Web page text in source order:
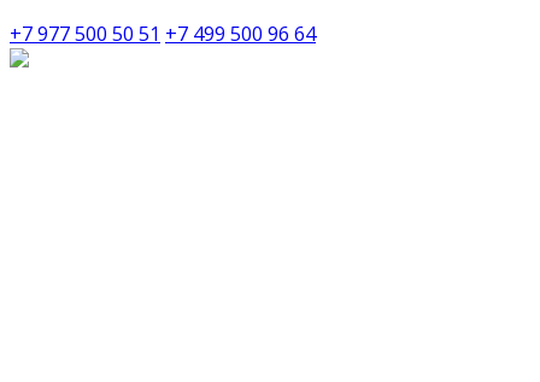
+7 977 500 50 51 +7 499 500 96 64